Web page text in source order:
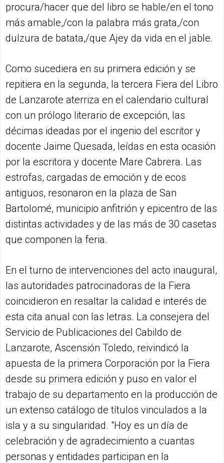
procura/hacer que del libro se hable/en el tono
más amable,/con la palabra más grata,/con
dulzura de batata,/que Ajey da vida en el jable.
Como sucediera en su primera edición y se
repitiera en la segunda, la tercera Fiera del Libro
de Lanzarote aterriza en el calendario cultural
con un prólogo literario de excepción, las
décimas ideadas por el ingenio del escritor y
docente Jaime Quesada, leídas en esta ocasión
por la escritora y docente Mare Cabrera. Las
estrofas, cargadas de emoción y de ecos
antiguos, resonaron en la plaza de San
Bartolomé, municipio anfitrión y epicentro de las
distintas actividades y de las más de 30 casetas
que componen la feria.
En el turno de intervenciones del acto inaugural,
las autoridades patrocinadoras de la Fiera
coincidieron en resaltar la calidad e interés de
esta cita anual con las letras. La consejera del
Servicio de Publicaciones del Cabildo de
Lanzarote, Ascensión Toledo, reivindicó la
apuesta de la primera Corporación por la Fiera
desde su primera edición y puso en valor el
trabajo de su departamento en la producción de
un extenso catálogo de títulos vinculados a la
isla y a su singularidad. "Hoy es un día de
celebración y de agradecimiento a cuantas
personas y entidades participan en la